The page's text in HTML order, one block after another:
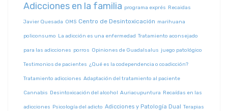
Adicciones en la familia programa exprés Recaidas
Javier Quesada OMS Centro de Desintoxicación marihuana
policonsumo La adicción es una enfermedad Tratamiento aconsejado
para las adicciones porros Opiniones de Guadalsalus juego patológico
Testimonios de pacientes ¿Qué es la codependencia o coadicción?
Tratamiento adicciones Adaptación del tratamiento al paciente
Cannabis Desintoxicación del alcohol Auriacupuntura Recaídas en las
adicciones Psicología del adicto Adicciones y Patología Dual Terapias